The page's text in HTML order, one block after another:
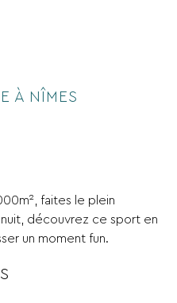
À NÎMES
faites le plein
nuit, découvrez ce sport en
un moment fun.